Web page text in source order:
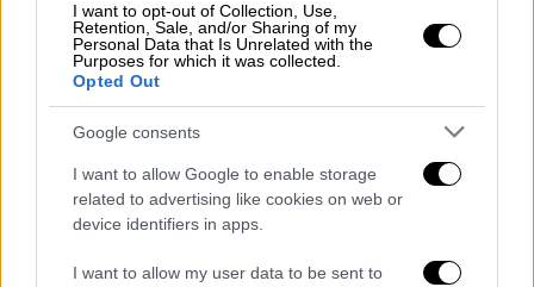
I want to opt-out of Collection, Use,
Retention, Sale, and/or Sharing of my
Personal Data that Is Unrelated with the
Purposes for which it was collected.
Opted Out
Google consents
I want to allow Google to enable storage
related to advertising like cookies on web or
device identifiers in apps.
I want to allow my user data to be sent to
Εικόνες από την άσκηση «Μίνωας» στην Κρήτη (gallery)
Όλος ο κρατικός μηχανισμός και οι